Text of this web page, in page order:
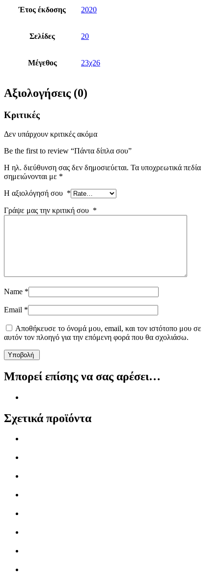
Έτος έκδοσης 2020
Σελίδες 20
Μέγεθος 23χ26
Αξιολογήσεις (0)
Κριτικές
Δεν υπάρχουν κριτικές ακόμα
Be the first to review “Πάντα δίπλα σου”
Η ηλ. διεύθυνση σας δεν δημοσιεύεται. Τα υποχρεωτικά πεδία
σημειώνονται με *
Η αξιολόγησή σου *
Γράψε μας την κριτική σου *
Name *
Email *
Αποθήκευσε το όνομά μου, email, και τον ιστότοπο μου σε
αυτόν τον πλοηγό για την επόμενη φορά που θα σχολιάσω.
Μπορεί επίσης να σας αρέσει…
Σχετικά προϊόντα